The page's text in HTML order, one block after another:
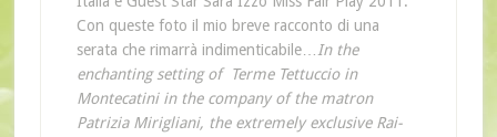
Con queste foto il mio breve racconto di una
serata che rimarrà indimenticabile…
In the
enchanting setting of Terme Tettuccio in
Montecatini in the company of the matron
Patrizia Mirigliani, the extremely exclusive Rai-